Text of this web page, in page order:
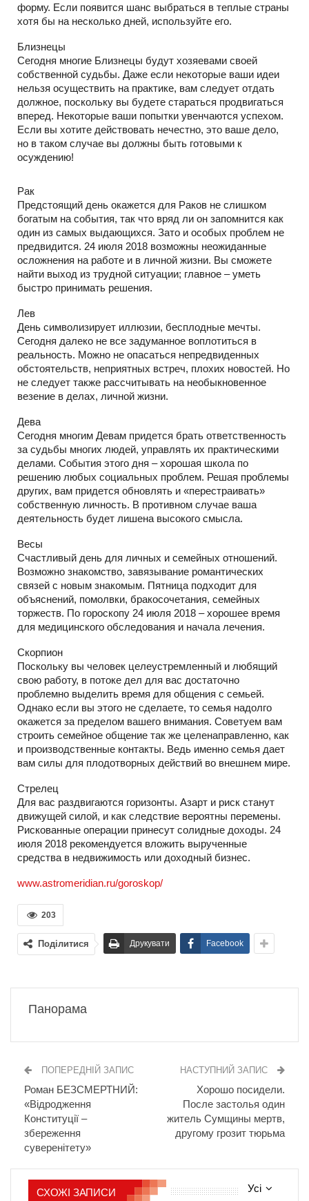
форму. Если появится шанс выбраться в теплые страны
хотя бы на несколько дней, используйте его.
Близнецы
Сегодня многие Близнецы будут хозяевами своей
собственной судьбы. Даже если некоторые ваши идеи
нельзя осуществить на практике, вам следует отдать
должное, поскольку вы будете стараться продвигаться
вперед. Некоторые ваши попытки увенчаются успехом.
Если вы хотите действовать нечестно, это ваше дело,
но в таком случае вы должны быть готовыми к
осуждению!
Рак
Предстоящий день окажется для Раков не слишком
богатым на события, так что вряд ли он запомнится как
один из самых выдающихся. Зато и особых проблем не
предвидится. 24 июля 2018 возможны неожиданные
осложнения на работе и в личной жизни. Вы сможете
найти выход из трудной ситуации; главное – уметь
быстро принимать решения.
Лев
День символизирует иллюзии, бесплодные мечты.
Сегодня далеко не все задуманное воплотиться в
реальность. Можно не опасаться непредвиденных
обстоятельств, неприятных встреч, плохих новостей. Но
не следует также рассчитывать на необыкновенное
везение в делах, личной жизни.
Дева
Сегодня многим Девам придется брать ответственность
за судьбы многих людей, управлять их практическими
делами. События этого дня – хорошая школа по
решению любых социальных проблем. Решая проблемы
других, вам придется обновлять и «перестраивать»
собственную личность. В противном случае ваша
деятельность будет лишена высокого смысла.
Весы
Счастливый день для личных и семейных отношений.
Возможно знакомство, завязывание романтических
связей с новым знакомым. Пятница подходит для
объяснений, помолвки, бракосочетания, семейных
торжеств. По гороскопу 24 июля 2018 – хорошее время
для медицинского обследования и начала лечения.
Скорпион
Поскольку вы человек целеустремленный и любящий
свою работу, в потоке дел для вас достаточно
проблемно выделить время для общения с семьей.
Однако если вы этого не сделаете, то семья надолго
окажется за пределом вашего внимания. Советуем вам
строить семейное общение так же целенаправленно, как
и производственные контакты. Ведь именно семья дает
вам силы для плодотворных действий во внешнем мире.
Стрелец
Для вас раздвигаются горизонты. Азарт и риск станут
движущей силой, и как следствие вероятны перемены.
Рискованные операции принесут солидные доходы. 24
июля 2018 рекомендуется вложить вырученные
средства в недвижимость или доходный бизнес.
www.astromeridian.ru/goroskop/
203
Поділитися Друкувати Facebook
Панорама
ПОПЕРЕДНІЙ ЗАПИС
Роман БЕЗСМЕРТНИЙ:
«Відродження
Конституції –
збереження
суверенітету»
НАСТУПНИЙ ЗАПИС
Хорошо посидели.
После застолья один
житель Сумщины мертв,
другому грозит тюрьма
Усі
СХОЖІ ЗАПИСИ